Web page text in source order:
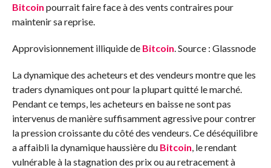
Bitcoin pourrait faire face à des vents contraires pour
maintenir sa reprise.
Approvisionnement illiquide de Bitcoin. Source : Glassnode
La dynamique des acheteurs et des vendeurs montre que les
traders dynamiques ont pour la plupart quitté le marché.
Pendant ce temps, les acheteurs en baisse ne sont pas
intervenus de manière suffisamment agressive pour contrer
la pression croissante du côté des vendeurs. Ce déséquilibre
a affaibli la dynamique haussière du Bitcoin, le rendant
vulnérable à la stagnation des prix ou au retracement à